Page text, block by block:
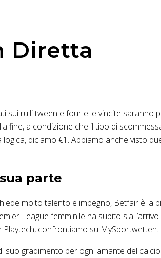
Diretta
rulli tween e four e le vincite saranno
a condizione che il tipo di
diciamo €1. Abbiamo anche visto
parte
molto talento e impegno, Betfair è la
League femminile ha subito sia
confrontiamo su MySportwetten.
gradimento per ogni amante del